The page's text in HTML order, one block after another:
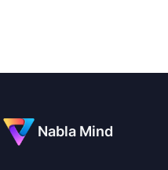
Nabla Mind